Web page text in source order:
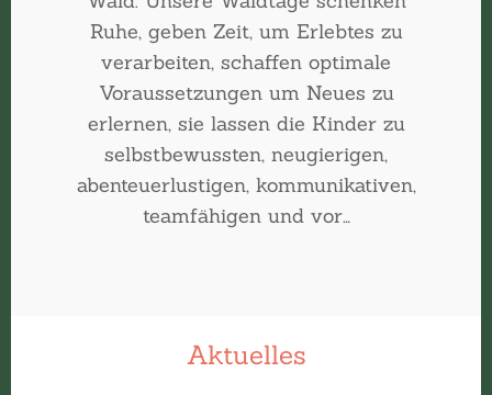
Ruhe, geben Zeit, um Erlebtes zu
verarbeiten, schaffen optimale
Voraussetzungen um Neues zu
erlernen, sie lassen die Kinder zu
selbstbewussten, neugierigen,
abenteuerlustigen, kommunikativen,
teamfähigen und vor…
Aktuelles